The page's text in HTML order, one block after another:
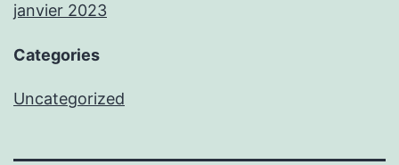
janvier 2023
Categories
Uncategorized